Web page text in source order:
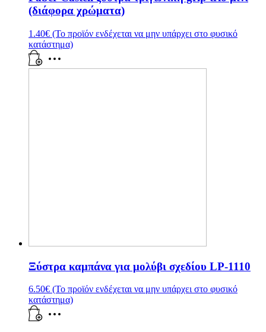
(διάφορα χρώματα)
1.40€ (Το προϊόν ενδέχεται να μην υπάρχει στο φυσικό
κατάστημα)
Ξύστρα καμπάνα για μολύβι σχεδίου LP-1110
6.50€ (Το προϊόν ενδέχεται να μην υπάρχει στο φυσικό
κατάστημα)